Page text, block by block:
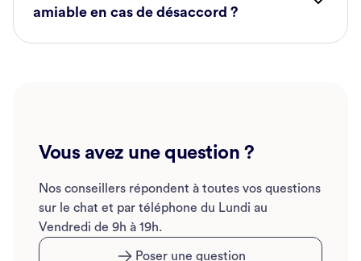
amiable en cas de désaccord ?
Vous avez une question ?
Nos conseillers répondent à toutes vos questions
sur le chat et par téléphone du Lundi au
Vendredi de 9h à 19h.
Poser une question